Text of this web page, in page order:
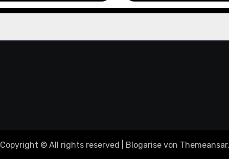
Copyright © All rights reserved Blogarisevon Themeansar.